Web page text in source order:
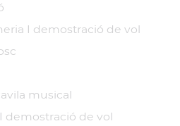
I demostració de vol
musical
demostració de vol